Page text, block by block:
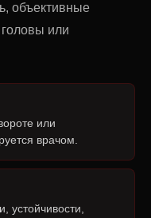
объективные
или
или
врачом.
устойчивости,